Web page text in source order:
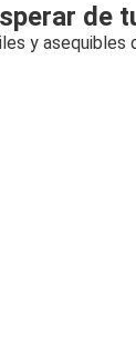
de
y asequibles